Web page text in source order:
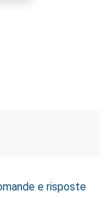
e risposte